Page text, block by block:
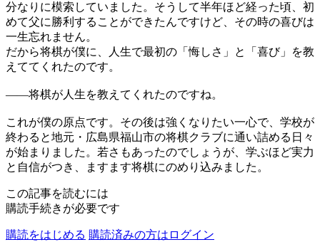
分なりに模索していました。そうして半年ほど経った頃、初
めて父に勝利することができたんですけど、その時の喜びは
一生忘れません。
だから将棋が僕に、人生で最初の「悔しさ」と「喜び」を教
えててくれたのです。
——将棋が人生を教えてくれたのですね。
これが僕の原点です。その後は強くなりたい一心で、学校が
終わると地元・広島県福山市の将棋クラブに通い詰める日々
が始まりました。若さもあったのでしょうが、学ぶほど実力
と自信がつき、ますます将棋にのめり込みました。
この記事を読むには
購読手続きが必要です
購読をはじめる 購読済みの方はログイン